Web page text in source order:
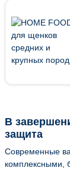
В
защита
Современные
комплексными,